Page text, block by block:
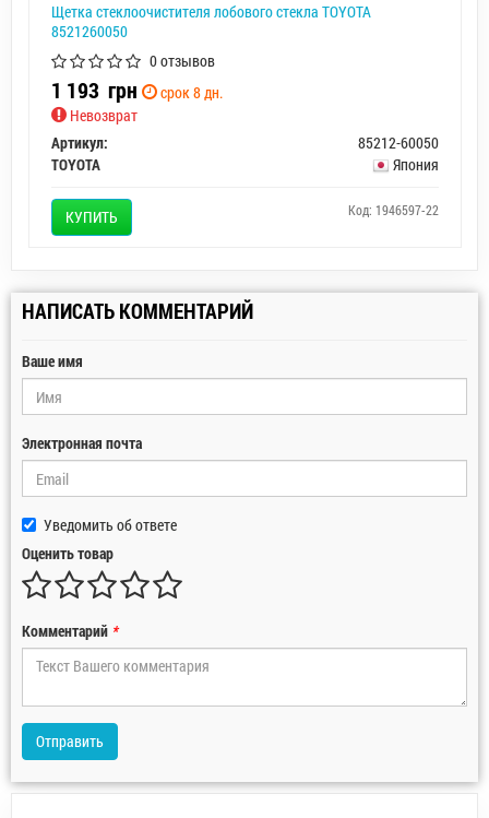
Щетка стеклоочистителя лобового стекла TOYOTA
8521260050
0 отзывов
1 193 грн
срок 8 дн.
Невозврат
Артикул:
85212-60050
TOYOTA
Япония
КУПИТЬ Код: 1946597-22
НАПИСАТЬ КОММЕНТАРИЙ
Ваше имя
Электронная почта
Уведомить об ответе
Оценить товар
Комментарий *
Отправить